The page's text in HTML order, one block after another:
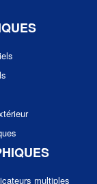
multiples